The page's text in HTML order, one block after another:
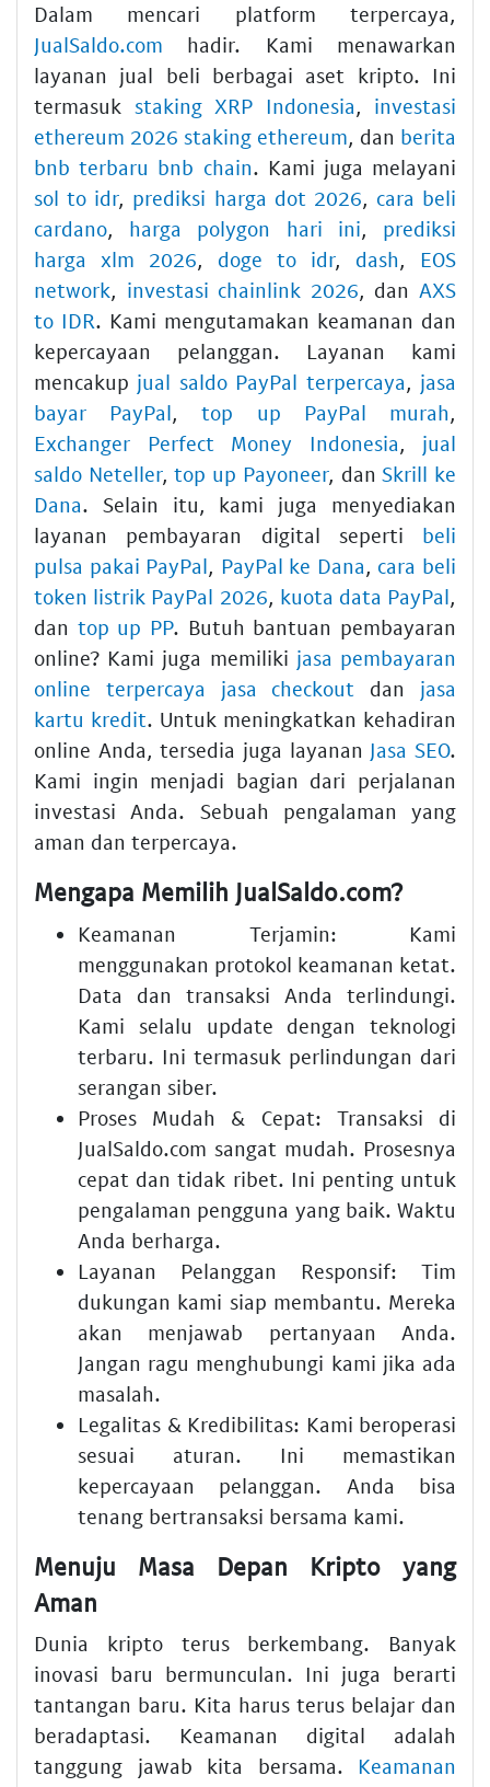
Dalam mencari platform terpercaya,
JualSaldo.com hadir. Kami menawarkan
layanan jual beli berbagai aset kripto. Ini
termasuk staking XRP Indonesia, investasi
ethereum 2026 staking ethereum, dan berita
bnb terbaru bnb chain. Kami juga melayani
sol to idr, prediksi harga dot 2026, cara beli
cardano, harga polygon hari ini, prediksi
harga xlm 2026, doge to idr, dash, EOS
network, investasi chainlink 2026, dan AXS
to IDR. Kami mengutamakan keamanan dan
kepercayaan pelanggan. Layanan kami
mencakup jual saldo PayPal terpercaya, jasa
bayar PayPal,top up PayPal murah,
Exchanger Perfect Money Indonesia, jual
saldo Neteller,top up Payoneer, danSkrill ke
Dana. Selain itu, kami juga menyediakan
layanan pembayaran digital seperti beli
pulsa pakai PayPal, PayPal ke Dana, cara beli
token listrik PayPal 2026, kuota data PayPal,
dan top up PP. Butuh bantuan pembayaran
online? Kami juga memiliki jasa pembayaran
online terpercaya jasa checkout dan jasa
kartu kredit. Untuk meningkatkan kehadiran
online Anda, tersedia juga layanan Jasa SEO.
Kami ingin menjadi bagian dari perjalanan
investasi Anda. Sebuah pengalaman yang
aman dan terpercaya.
Mengapa Memilih JualSaldo.com?
Keamanan Terjamin: Kami
menggunakan protokol keamanan ketat.
Data dan transaksi Anda terlindungi.
Kami selalu update dengan teknologi
terbaru. Ini termasuk perlindungan dari
serangan siber.
Proses Mudah & Cepat: Transaksi di
JualSaldo.com sangat mudah. Prosesnya
cepat dan tidak ribet. Ini penting untuk
pengalaman pengguna yang baik. Waktu
Anda berharga.
Layanan Pelanggan Responsif: Tim
dukungan kami siap membantu. Mereka
akan menjawab pertanyaan Anda.
Jangan ragu menghubungi kami jika ada
masalah.
Legalitas & Kredibilitas: Kami beroperasi
sesuai aturan. Ini memastikan
kepercayaan pelanggan. Anda bisa
tenang bertransaksi bersama kami.
Menuju Masa Depan Kripto yang
Aman
Dunia kripto terus berkembang. Banyak
inovasi baru bermunculan. Ini juga berarti
tantangan baru. Kita harus terus belajar dan
beradaptasi. Keamanan digital adalah
tanggung jawab kita bersama. Keamanan